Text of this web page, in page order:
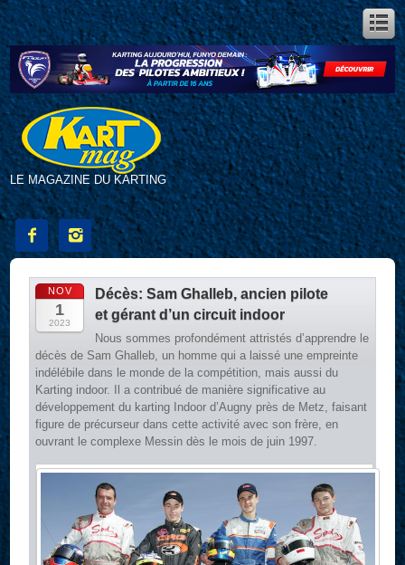
LE MAGAZINE DU KARTING
 
NOV
1
2023
Décès: Sam Ghalleb, ancien pilote
et gérant d’un circuit indoor
Nous sommes profondément attristés d’apprendre le
décès de Sam Ghalleb, un homme qui a laissé une empreinte
indélébile dans le monde de la compétition, mais aussi du
Karting indoor. Il a contribué de manière significative au
développement du karting Indoor d’Augny près de Metz, faisant
figure de précurseur dans cette activité avec son frère, en
ouvrant le complexe Messin dès le mois de juin 1997.